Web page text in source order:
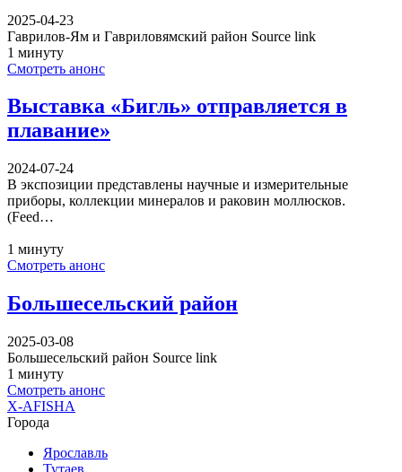
2025-04-23
Гаврилов-Ям и Гавриловямский район Source link
1 минуту
Смотреть анонс
Выставка «Бигль» отправляется в
плавание»
2024-07-24
В экспозиции представлены научные и измерительные
приборы, коллекции минералов и раковин моллюсков.
(Feed…
1 минуту
Смотреть анонс
Большесельский район
2025-03-08
Большесельский район Source link
1 минуту
Смотреть анонс
X-AFISHA
Города
Ярославль